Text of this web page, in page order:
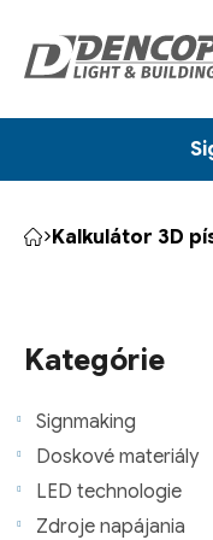
obsah
Domov
Kalkulátor 3D
n
ý
p
kategórie
Kategórie
Signmaking
Doskové materiály
LED technologie
Zdroje napájania